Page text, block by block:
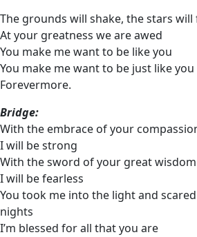
The grounds will shake, the stars will
At your greatness we are awed
You make me want to be like you
You make me want to be just like you
Forevermore.
Bridge:
With the embrace of your
I will be strong
With the sword of your great wisdom
I will be fearless
You took me into the light and
nights
I’m blessed for all that you are